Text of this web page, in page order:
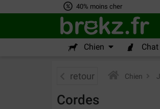
40% moins cher
Chien Chat
retour Chien
Cordes